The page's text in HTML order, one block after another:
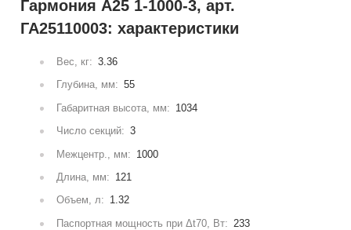
Гармония А25 1-1000-3, арт.
ГА25110003: характеристики
Вес, кг: 3.36
Глубина, мм: 55
Габаритная высота, мм: 1034
Число секций: 3
Межцентр., мм: 1000
Длина, мм: 121
Объем, л: 1.32
Паспортная мощность при Δt70, Вт: 233